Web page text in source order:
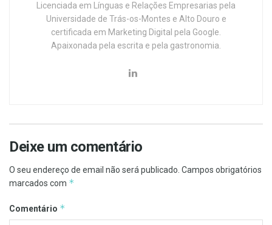
Licenciada em Línguas e Relações Empresarias pela
Universidade de Trás-os-Montes e Alto Douro e
certificada em Marketing Digital pela Google.
Apaixonada pela escrita e pela gastronomia.
Deixe um comentário
O seu endereço de email não será publicado. Campos obrigatórios
marcados com *
Comentário *